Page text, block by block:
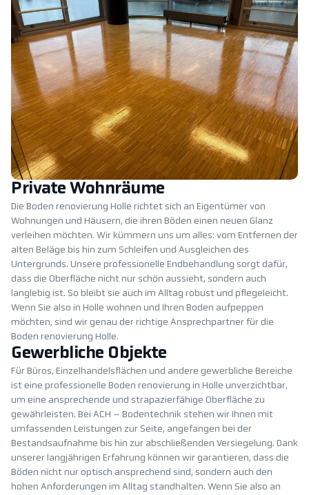
Private Wohnräume
Die Boden renovierung Holle richtet sich an Eigentümer von
Wohnungen und Häusern, die ihren Böden einen neuen Glanz
verleihen möchten. Wir kümmern uns um alles: vom Entfernen der
alten Beläge bis hin zum Schleifen und Ausgleichen des
Untergrunds. Unsere professionelle Endbehandlung sorgt dafür,
dass die Oberfläche nicht nur schön aussieht, sondern auch
langlebig ist. So bleibt sie auch im Alltag robust und pflegeleicht.
Wenn Sie also in Holle wohnen und Ihren Boden aufpeppen
möchten, sind wir genau der richtige Ansprechpartner für die
Boden renovierung Holle.
Gewerbliche Objekte
Für Büros, Einzelhandelsflächen und andere gewerbliche Bereiche
ist eine professionelle Boden renovierung in Holle unverzichtbar,
um eine ansprechende und strapazierfähige Oberfläche zu
gewährleisten. Bei ACH – Bodentechnik stehen wir Ihnen mit
umfassenden Leistungen zur Seite, angefangen bei der
Bestandsaufnahme bis hin zur abschließenden Versiegelung. Dank
unserer langjährigen Erfahrung können wir garantieren, dass die
Böden nicht nur optisch ansprechend sind, sondern auch den
hohen Anforderungen im Alltag standhalten. Wenn Sie also an